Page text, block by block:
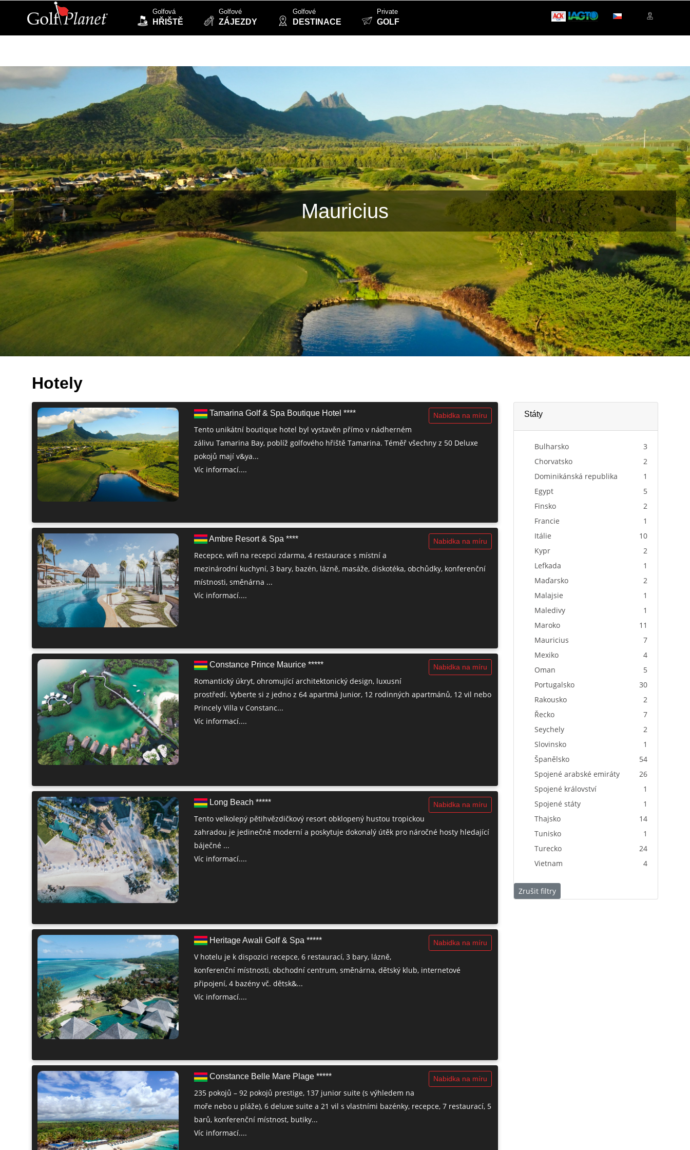
Golfová
HŘIŠTĚ
Golfové
ZÁJEZDY
Golfové
DESTINACE
Private
GOLF
Mauricius
Hotely
Tamarina Golf & Spa Boutique Hotel **** Nabidka na míru
Tento unikátní boutique hotel byl vystavěn přímo v nádherném
zálivu Tamarina Bay, poblíž golfového hřiště Tamarina. Téměř všechny z 50 Deluxe
pokojů mají v&ya...
Víc informací....
Ambre Resort & Spa **** Nabidka na míru
Recepce, wifi na recepci zdarma, 4 restaurace s místní a
mezinárodní kuchyní, 3 bary, bazén, lázně, masáže, diskotéka, obchůdky, konferenční
místnosti, směnárna ...
Víc informací....
Constance Prince Maurice ***** Nabidka na míru
Romantický úkryt, ohromující architektonický design, luxusní
prostředí. Vyberte si z jedno z 64 apartmá Junior, 12 rodinných apartmánů, 12 vil nebo
Princely Villa v Constanc...
Víc informací....
Long Beach ***** Nabidka na míru
Tento velkolepý pětihvězdičkový resort obklopený hustou tropickou
zahradou je jedinečně moderní a poskytuje dokonalý útěk pro náročné hosty hledající
báječné ...
Víc informací....
Heritage Awali Golf & Spa ***** Nabidka na míru
V hotelu je k dispozici recepce, 6 restaurací, 3 bary, lázně,
konferenční místnosti, obchodní centrum, směnárna, dětský klub, internetové
připojení, 4 bazény vč. dětsk&...
Víc informací....
Constance Belle Mare Plage ***** Nabidka na míru
235 pokojů – 92 pokojů prestige, 137 junior suite (s výhledem na
moře nebo u pláže), 6 deluxe suite a 21 vil s vlastními bazénky, recepce, 7 restaurací, 5
barů, konferenční místnost, butiky...
Víc informací....
Státy
Bulharsko
3
Chorvatsko
2
Dominikánská republika
1
Egypt
5
Finsko
2
Francie
1
Itálie
10
Kypr
2
Lefkada
1
Maďarsko
2
Malajsie
1
Maledivy
1
Maroko
11
Mauricius
7
Mexiko
4
Oman
5
Portugalsko
30
Rakousko
2
Řecko
7
Seychely
2
Slovinsko
1
Španělsko
54
Spojené arabské emiráty
26
Spojené království
1
Spojené státy
1
Thajsko
14
Tunisko
1
Turecko
24
Vietnam
4
Zrušit filtry